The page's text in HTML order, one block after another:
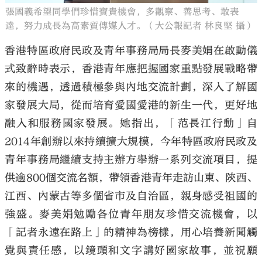
張國義希望同學們珍惜寶貴機會，多觀察、善思考、敢表
達，努力成長為高素質傳媒人才。（大公報記者 林良堅 攝）
香港特區政府民政及青年事務局局長麥美娟在啟動儀
式致辭時表示，香港青年應把握國家重點發展戰略帶
來的機遇，透過積極參與內地交流計劃，深入了解國
家發展大局，從而培育愛國愛港的新生一代，更好地
融入和服務國家發展。她指出，「范長江行動」自
2014年創辦以來持續擴大規模，今年特區政府民政及
青年事務局繼續支持主辦方舉辦一系列交流項目，提
供逾800個交流名額，帶領香港青年走訪山東、陝西、
江西、內蒙古等多個省市及自治區，親身感受祖國的
強盛。麥美娟勉勵各位青年朋友珍惜交流機會，以
「記者永遠在路上」的精神為榜樣，用心培養新聞觸
覺與責任感，以鏡頭和文字講好國家故事，並祝願